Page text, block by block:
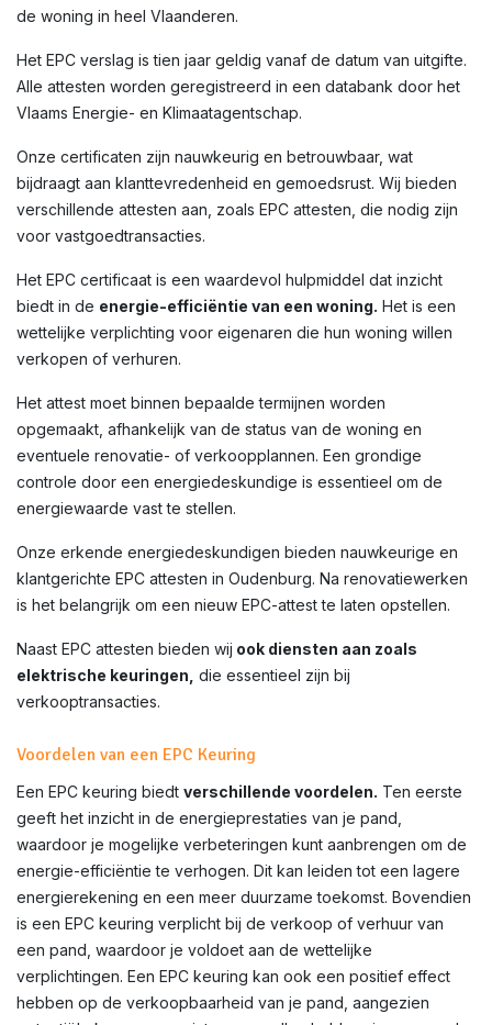
de woning in heel Vlaanderen.
Het EPC verslag is tien jaar geldig vanaf de datum van uitgifte.
Alle attesten worden geregistreerd in een databank door het
Vlaams Energie- en Klimaatagentschap.
Onze certificaten zijn nauwkeurig en betrouwbaar, wat
bijdraagt aan klanttevredenheid en gemoedsrust. Wij bieden
verschillende attesten aan, zoals EPC attesten, die nodig zijn
voor vastgoedtransacties.
Het EPC certificaat is een waardevol hulpmiddel dat inzicht
biedt in de energie-efficiëntie van een woning. Het is een
wettelijke verplichting voor eigenaren die hun woning willen
verkopen of verhuren.
Het attest moet binnen bepaalde termijnen worden
opgemaakt, afhankelijk van de status van de woning en
eventuele renovatie- of verkoopplannen. Een grondige
controle door een energiedeskundige is essentieel om de
energiewaarde vast te stellen.
Onze erkende energiedeskundigen bieden nauwkeurige en
klantgerichte EPC attesten in Oudenburg. Na renovatiewerken
is het belangrijk om een nieuw EPC-attest te laten opstellen.
Naast EPC attesten bieden wij ook diensten aan zoals
elektrische keuringen, die essentieel zijn bij
verkooptransacties.
Voordelen van een EPC Keuring
Een EPC keuring biedt verschillende voordelen. Ten eerste
geeft het inzicht in de energieprestaties van je pand,
waardoor je mogelijke verbeteringen kunt aanbrengen om de
energie-efficiëntie te verhogen. Dit kan leiden tot een lagere
energierekening en een meer duurzame toekomst. Bovendien
is een EPC keuring verplicht bij de verkoop of verhuur van
een pand, waardoor je voldoet aan de wettelijke
verplichtingen. Een EPC keuring kan ook een positief effect
hebben op de verkoopbaarheid van je pand, aangezien